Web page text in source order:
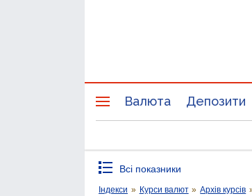
Валюта Депозити
Всі показники
Індекси » Курси валют » Архів курсів